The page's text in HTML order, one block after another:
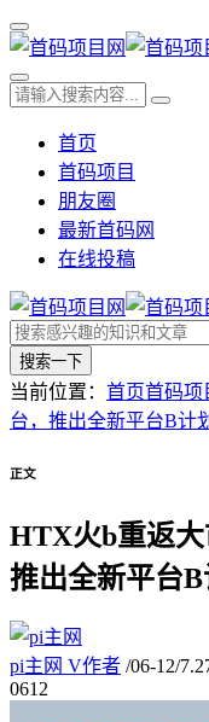
首页
首码项目
朋友圈
最新首码网
在线投稿
搜索一下
当前位置： 首页首码项
台，推出全新平台B计
正文
HTX火b重返大
推出全新平台
pi主网 V作者 /06-12/
0612